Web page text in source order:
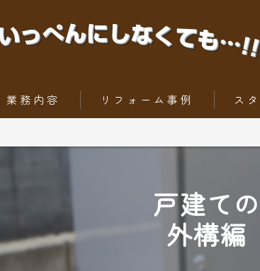
業務内容
ZEH（ゼッチ）とは
リフォーム事例
ちょっとだけリフォーム
ス
戸建て
外構編